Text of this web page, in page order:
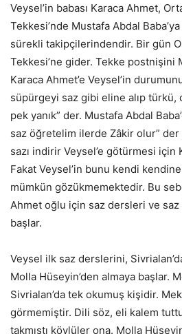
Veysel’in babası Karaca Ahmet,
Tekkesi’nde Mustafa Abdal
sürekli takipçilerindendir. Bir gün
Tekkesi’ne gider. Tekke postnişini
Karaca Ahmet’e Veysel’in
süpürgeyi saz gibi eline alıp türkü,
pek yanık” der. Mustafa Abdal
saz öğretelim ilerde Zâkir olur”
sazı indirir Veysel’e götürmesi için
Fakat Veysel’in bunu kendi
mümkün gözükmemektedir. Bu
Ahmet oğlu için saz dersleri ve saz
başlar.
Veysel ilk saz derslerini,
Molla Hüseyin’den almaya başlar.
Sivrialan’da tek okumuş kişidir.
görmemiştir. Dili söz, eli kalem
takmıştı köylüler ona. Molla